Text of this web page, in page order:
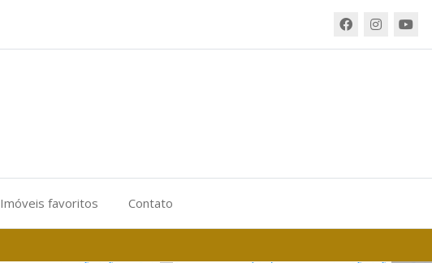
Imóveis favoritos Contato